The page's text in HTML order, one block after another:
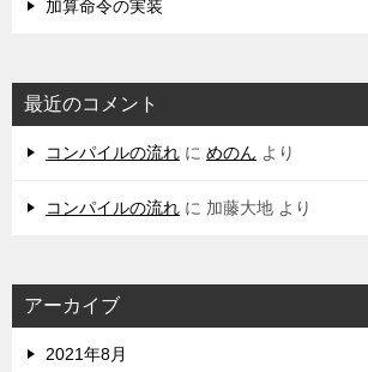
加算命令の実装
最近のコメント
コンパイルの流れ に めのん より
コンパイルの流れ に 加藤大地 より
アーカイブ
2021年8月